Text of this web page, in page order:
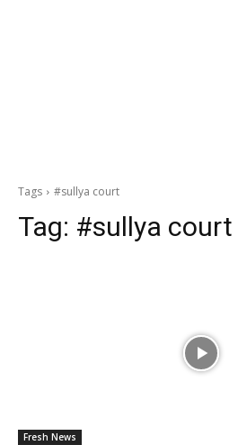
Tags #sullya court
Tag: #sullya court
Fresh News